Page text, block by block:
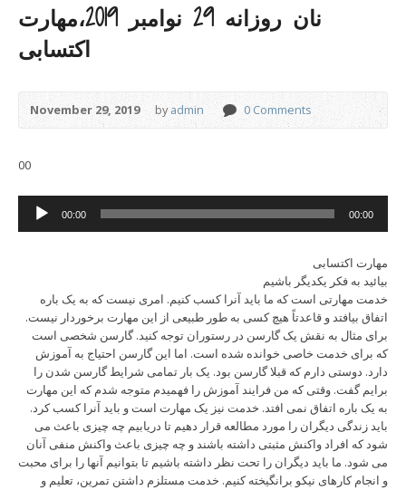
نان روزانه 29 نوامبر 2019،مهارت
اکتسابی
November 29, 2019 byadmin 0 Comments
00
Audio
Player
00:00 00:00
مهارت اکتسابی
بیائید به فکر یکدیگر باشیم
خدمت مهارتی است که ما باید آنرا کسب کنیم. امری نیست که به یک باره
اتفاق بیافتد و قاعدتاً هیچ کسی به طور طبیعی از این مهارت برخوردار نیست.
برای مثال به نقش یک گارسن در رستوران توجه کنید. گارسن شخصی است
که برای خدمت خاصی خوانده شده است. اما این گارسن احتیاج به آموزش
دارد. دوستی دارم که قبلا گارسن بود. یک بار تمامی شرایط گارسن شدن را
برایم گفت. وقتی که من فرایند آموزش را فهمیدم متوجه شدم که این مهارت
به یک باره اتفاق نمی افتد. خدمت نیز یک مهارت است و باید آنرا کسب کرد.
باید زندگی دیگران را مورد مطالعه قرار دهیم تا دریابیم چه چیزی باعث می
شود که افراد واکنش مثبتی داشته باشند و چه چیزی باعث واکنش منفی آنان
می شود. ما باید دیگران را تحت نظر داشته باشیم تا بتوانیم آنها را برای محبت
و انجام کارهای نیکو برانگیخته کنیم. خدمت مستلزم داشتن تمرین، تعلیم و